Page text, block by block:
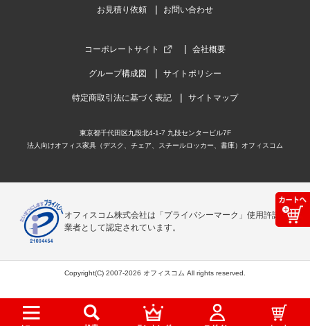
お見積り依頼 お問い合わせ
コーポレートサイト 会社概要
グループ構成図 サイトポリシー
特定商取引法に基づく表記 サイトマップ
東京都千代田区九段北4-1-7 九段センタービル7F
法人向けオフィス家具（デスク、チェア、スチールロッカー、書庫）オフィスコム
オフィスコム株式会社は「プライバシーマーク」使用許諾事
業者として認定されています。
Copyright(C) 2007-2026 オフィスコム All rights reserved.